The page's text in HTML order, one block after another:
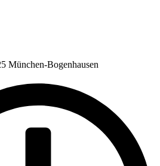
München-Bogenhausen